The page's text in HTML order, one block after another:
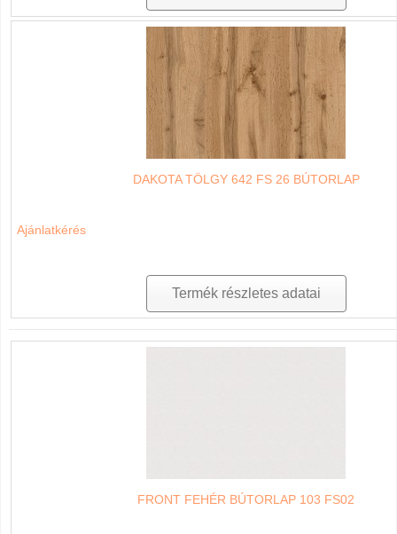
DAKOTA TÖLGY 642 FS 26 BÚTORLAP
Ajánlatkérés
Termék részletes adatai
FRONT FEHÉR BÚTORLAP 103 FS02